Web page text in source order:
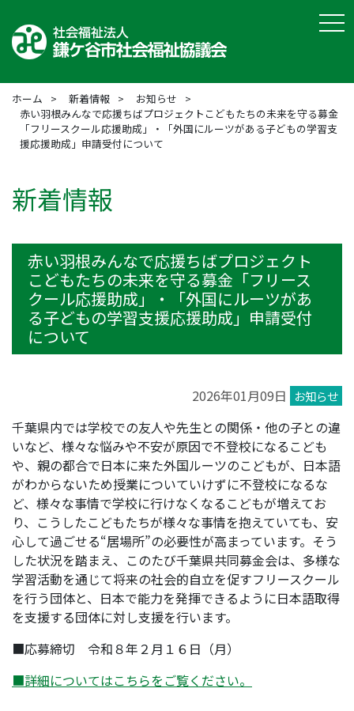
ホーム 新着情報
お知らせ
赤い羽根みんなで応援ちばプロジェクトこどもたちの未来を守る募金
「フリースクール応援助成」・「外国にルーツがある子どもの学習支
援応援助成」申請受付について
新着情報
赤い羽根みんなで応援ちばプロジェクト
こどもたちの未来を守る募金「フリース
クール応援助成」・「外国にルーツがあ
る子どもの学習支援応援助成」申請受付
について
2026年01月09日 お知らせ
千葉県内では学校での友人や先生との関係・他の子との違
いなど、様々な悩みや不安が原因で不登校になるこども
や、親の都合で日本に来た外国ルーツのこどもが、日本語
がわからないため授業についていけずに不登校になるな
ど、様々な事情で学校に行けなくなるこどもが増えてお
り、こうしたこどもたちが様々な事情を抱えていても、安
心して過ごせる“居場所”の必要性が高まっています。そう
した状況を踏まえ、このたび千葉県共同募金会は、多様な
学習活動を通じて将来の社会的自立を促すフリースクール
を行う団体と、日本で能力を発揮できるように日本語取得
を支援する団体に対し支援を行います。
■応募締切 令和８年２月１６日（月）
■詳細についてはこちらをご覧ください。